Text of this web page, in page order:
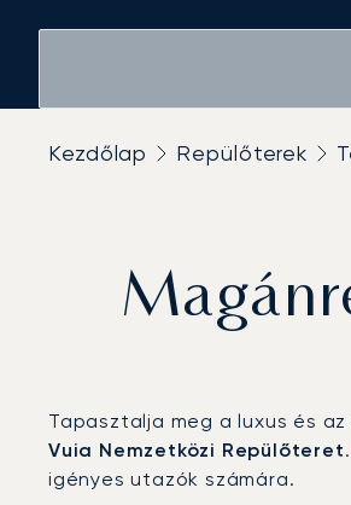
Kezdőlap Repülőterek
Tapasztalja meg a luxus és
Vuia Nemzetközi Repülőteret
igényes utazók számára.